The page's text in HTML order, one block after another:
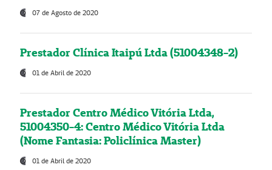
07 de Agosto de 2020
Prestador Clínica Itaipú Ltda (51004348-2)
01 de Abril de 2020
Prestador Centro Médico Vitória Ltda,
51004350-4: Centro Médico Vitória Ltda
(Nome Fantasia: Policlínica Master)
01 de Abril de 2020